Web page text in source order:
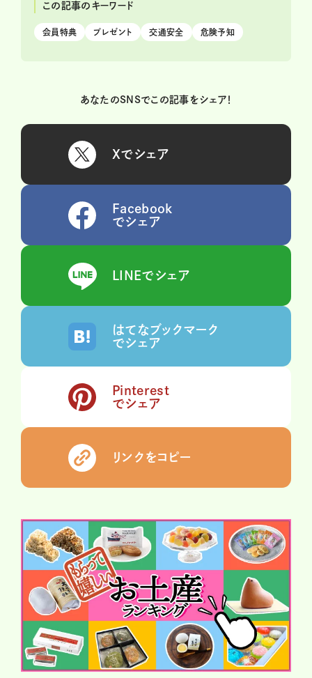
この記事のキーワード
会員特典 プレゼント 交通安全 危険予知
あなたのSNSでこの記事をシェア！
Xでシェア
Facebook
でシェア
LINEでシェア
はてなブックマーク
でシェア
Pinterest
でシェア
リンクをコピー